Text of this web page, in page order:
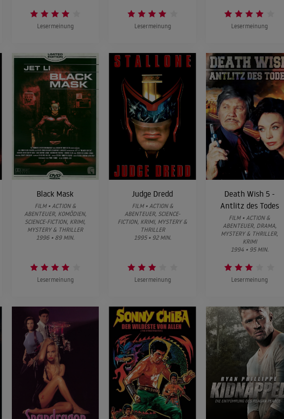
Lesermeinung Lesermeinung Lesermeinung
Black Mask
FILM • ACTION &
ABENTEUER, KOMÖDIEN,
SCIENCE-FICTION, KRIMI,
MYSTERY & THRILLER
1996 • 89 MIN.
Lesermeinung
Judge Dredd
FILM • ACTION &
ABENTEUER, SCIENCE-
FICTION, KRIMI, MYSTERY &
THRILLER
1995 • 92 MIN.
Lesermeinung
Death Wish 5 -
Antlitz des Todes
FILM • ACTION &
ABENTEUER, DRAMA,
MYSTERY & THRILLER,
KRIMI
1994 • 95 MIN.
Lesermeinung